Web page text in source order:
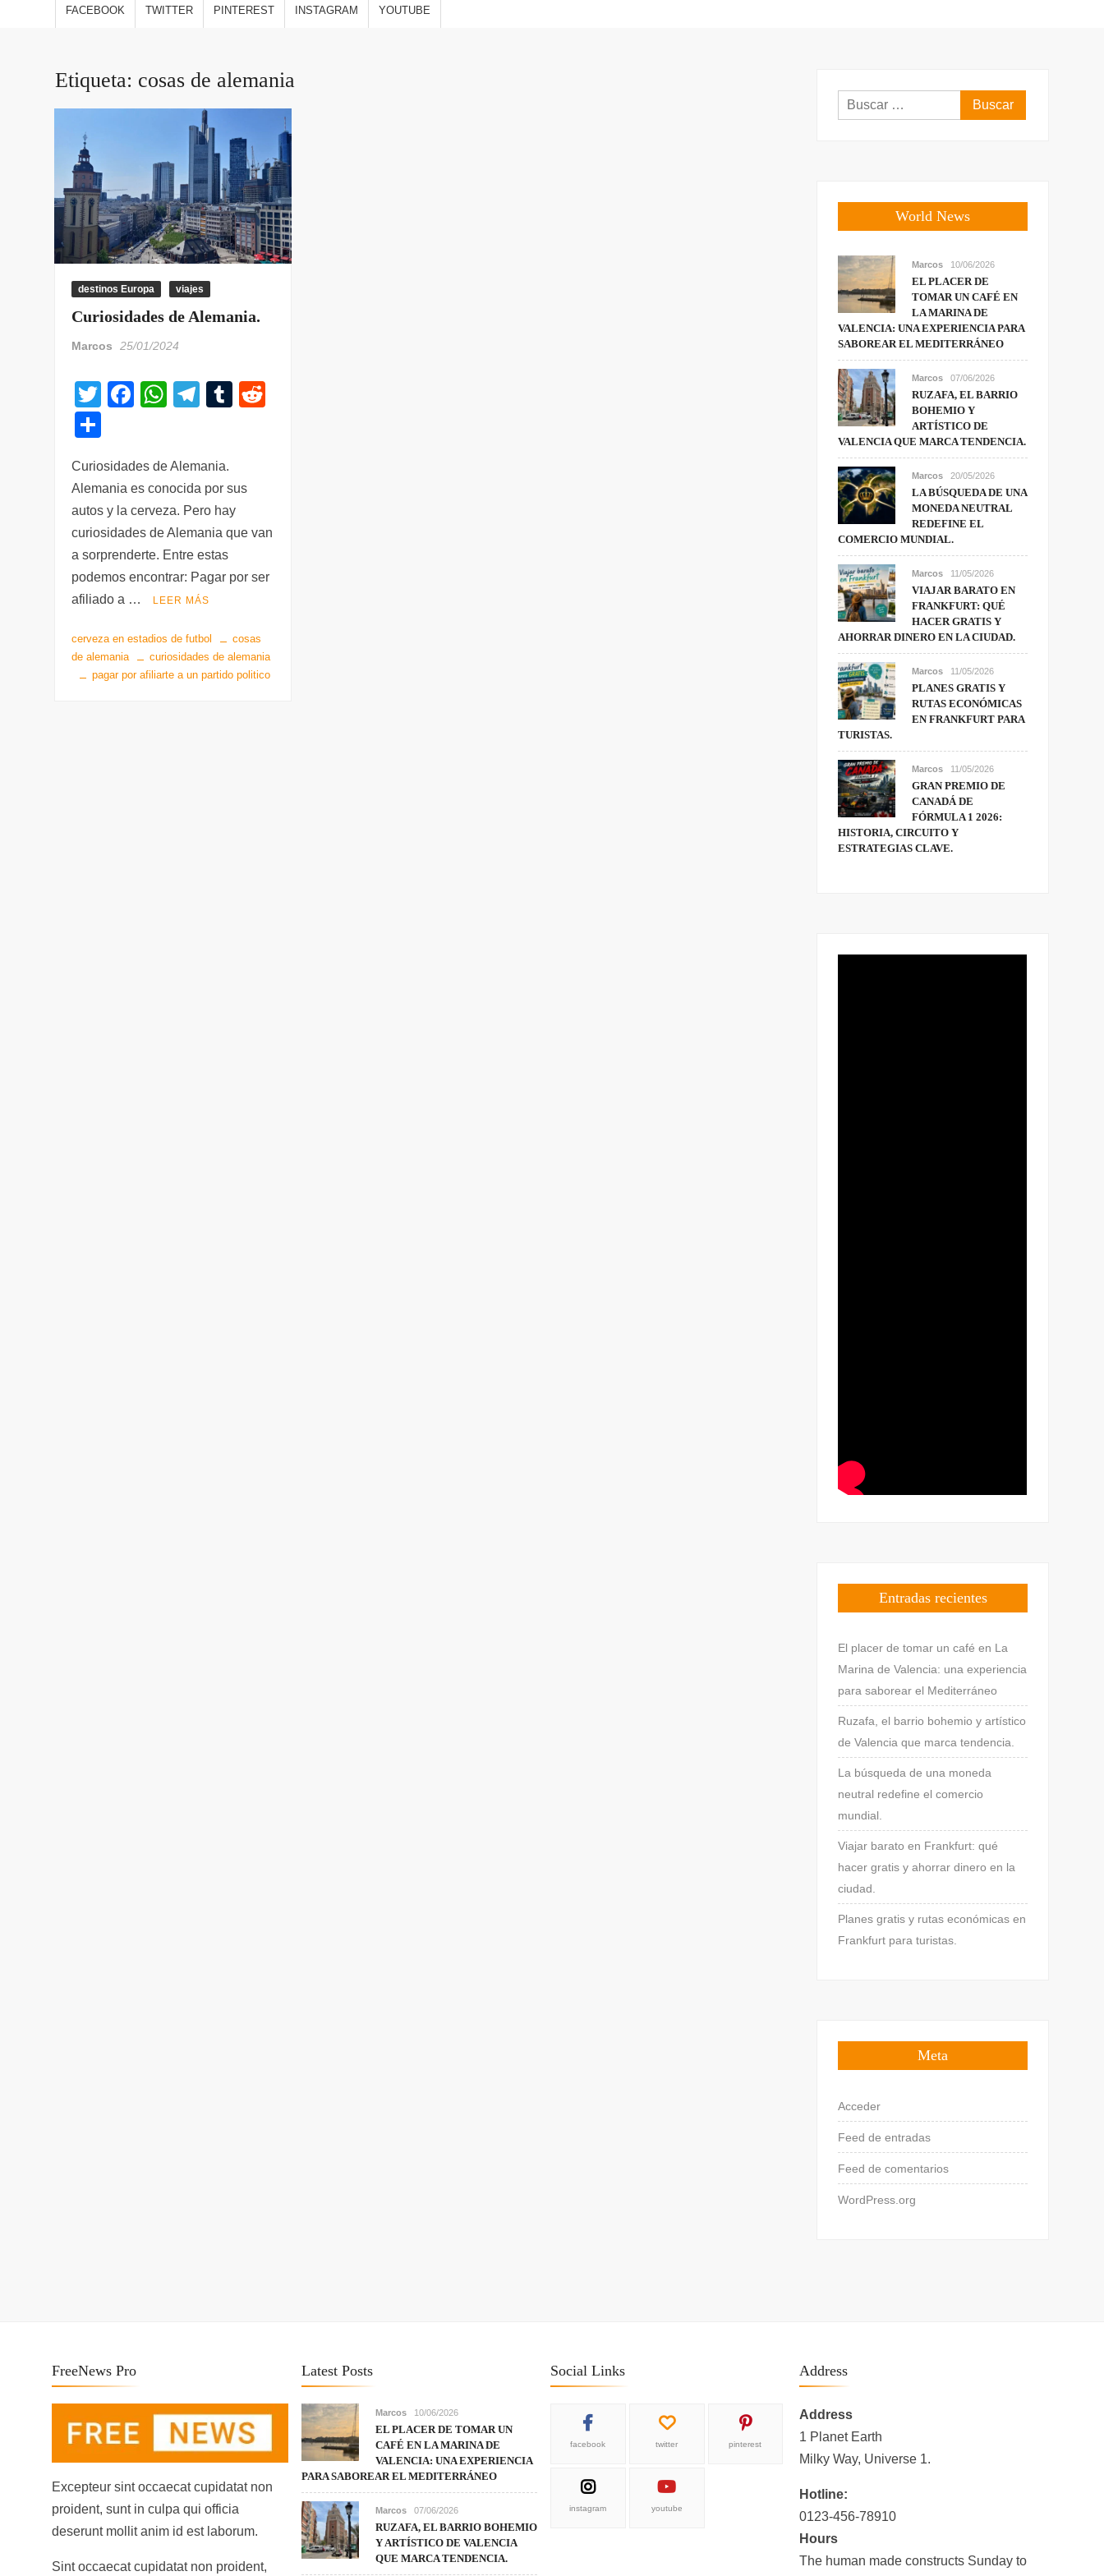
estilos de vida,
viajes y
FACEBOOK TWITTER PINTEREST INSTAGRAM YOUTUBE
Etiqueta: cosas de alemania
destinos Europa viajes
Curiosidades de Alemania.
Marcos 25/01/2024
T
er
F
e
b
o
o
k
W
s
A
p
p
T
gr
a
m
T
r
m
p
ar
tir
Curiosidades de Alemania.
Alemania es conocida por sus
autos y la cerveza. Pero hay
curiosidades de Alemania que van
a sorprenderte. Entre estas
podemos encontrar: Pagar por ser
afiliado a …
LEER MÁS
cerveza en estadios de futbol
cosas
de alemania
curiosidades de alemania
pagar por afiliarte a un partido politico
Buscar:
World News
Marcos 10/06/2026
EL PLACER DE
TOMAR UN CAFÉ EN
LA MARINA DE
VALENCIA: UNA EXPERIENCIA PARA
SABOREAR EL MEDITERRÁNEO
Marcos 07/06/2026
RUZAFA, EL BARRIO
BOHEMIO Y
ARTÍSTICO DE
VALENCIA QUE MARCA TENDENCIA.
Marcos 20/05/2026
LA BÚSQUEDA DE UNA
MONEDA NEUTRAL
REDEFINE EL
COMERCIO MUNDIAL.
Marcos 11/05/2026
VIAJAR BARATO EN
FRANKFURT: QUÉ
HACER GRATIS Y
AHORRAR DINERO EN LA CIUDAD.
Marcos 11/05/2026
PLANES GRATIS Y
RUTAS ECONÓMICAS
EN FRANKFURT PARA
TURISTAS.
Marcos 11/05/2026
GRAN PREMIO DE
CANADÁ DE
FÓRMULA 1 2026:
HISTORIA, CIRCUITO Y
ESTRATEGIAS CLAVE.
Entradas recientes
El placer de tomar un café en La
Marina de Valencia: una experiencia
para saborear el Mediterráneo
Ruzafa, el barrio bohemio y artístico
de Valencia que marca tendencia.
La búsqueda de una moneda
neutral redefine el comercio
mundial.
Viajar barato en Frankfurt: qué
hacer gratis y ahorrar dinero en la
ciudad.
Planes gratis y rutas económicas en
Frankfurt para turistas.
Meta
Acceder
Feed de entradas
Feed de comentarios
WordPress.org
FreeNews Pro
Excepteur sint occaecat cupidatat non
proident, sunt in culpa qui officia
deserunt mollit anim id est laborum.
Sint occaecat cupidatat non proident,
Latest Posts
Marcos 10/06/2026
EL PLACER DE TOMAR UN
CAFÉ EN LA MARINA DE
VALENCIA: UNA EXPERIENCIA
PARA SABOREAR EL MEDITERRÁNEO
Marcos 07/06/2026
RUZAFA, EL BARRIO BOHEMIO
Y ARTÍSTICO DE VALENCIA
QUE MARCA TENDENCIA.
Social Links
facebook twitter pinterest
instagram youtube
Address
Address
1 Planet Earth
Milky Way, Universe 1.
Hotline:
0123-456-78910
Hours
The human made constructs Sunday to